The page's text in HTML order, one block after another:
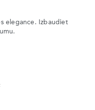
elegance. Izbaudiet